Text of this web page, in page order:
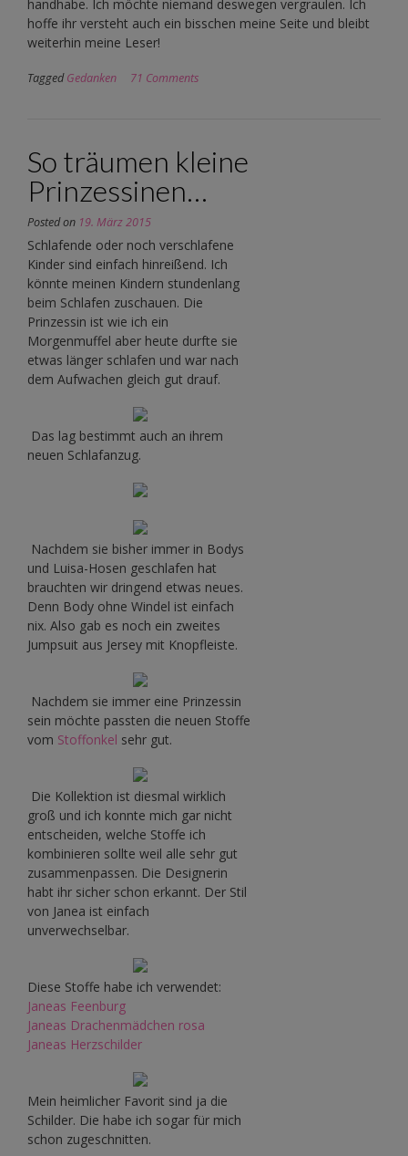
handhabe. Ich möchte niemand deswegen vergraulen. Ich
hoffe ihr versteht auch ein bisschen meine Seite und bleibt
weiterhin meine Leser!
TaggedGedanken 71 Comments
So träumen kleine
Prinzessinen…
Posted on 19. März 2015
Schlafende oder noch verschlafene
Kinder sind einfach hinreißend. Ich
könnte meinen Kindern stundenlang
beim Schlafen zuschauen. Die
Prinzessin ist wie ich ein
Morgenmuffel aber heute durfte sie
etwas länger schlafen und war nach
dem Aufwachen gleich gut drauf.
Das lag bestimmt auch an ihrem
neuen Schlafanzug.
Nachdem sie bisher immer in Bodys
und Luisa-Hosen geschlafen hat
brauchten wir dringend etwas neues.
Denn Body ohne Windel ist einfach
nix. Also gab es noch ein zweites
Jumpsuit aus Jersey mit Knopfleiste.
Nachdem sie immer eine Prinzessin
sein möchte passten die neuen Stoffe
vom Stoffonkel sehr gut.
Die Kollektion ist diesmal wirklich
groß und ich konnte mich gar nicht
entscheiden, welche Stoffe ich
kombinieren sollte weil alle sehr gut
zusammenpassen. Die Designerin
habt ihr sicher schon erkannt. Der Stil
von Janea ist einfach
unverwechselbar.
Diese Stoffe habe ich verwendet:
Janeas Feenburg
Janeas Drachenmädchen rosa
Janeas Herzschilder
Mein heimlicher Favorit sind ja die
Schilder. Die habe ich sogar für mich
schon zugeschnitten.